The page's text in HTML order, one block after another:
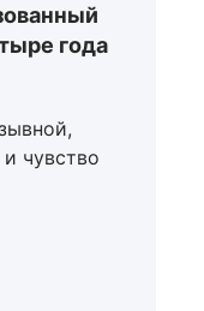
года
чувство